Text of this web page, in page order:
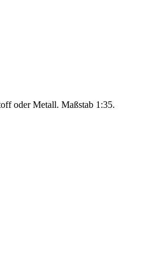
oder Metall. Maßstab 1:35.